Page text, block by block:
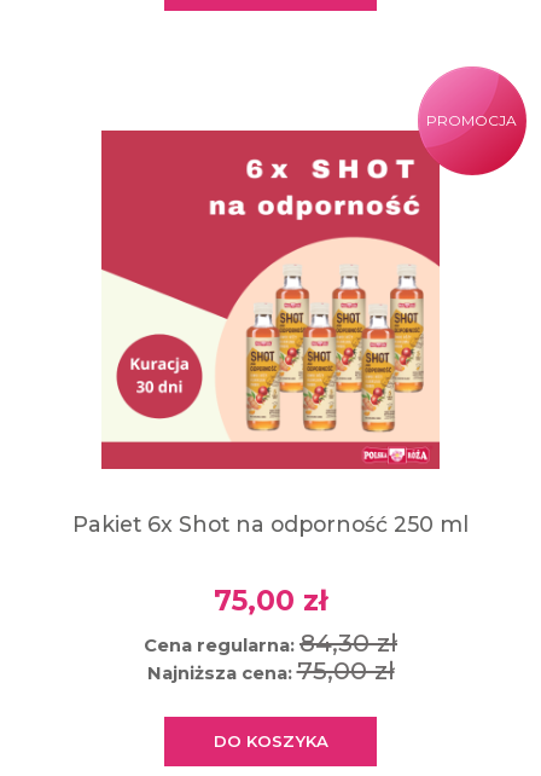
Pakiet 6x Shot na odporność 250 ml
75,00 zł
Cena regularna: 84,30 zł
Najniższa cena:75,00 zł
DO KOSZYKA
PROMOCJA